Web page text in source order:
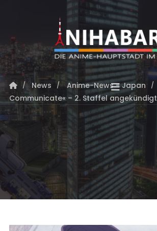
News Anime-News - Japan
Communicate« – 2. Staffel angekündigt